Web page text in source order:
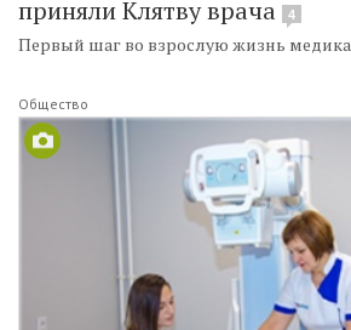
приняли Клятву врача 4
Первый шаг во взрослую жизнь медика
Общество